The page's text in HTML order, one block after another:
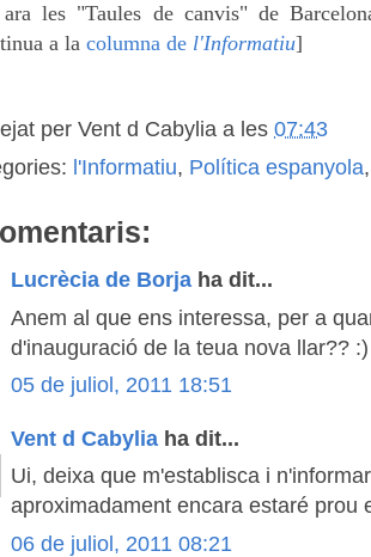
les "Taules de canvis" de
a la columna de l'Informatiu]
per Vent d Cabylia a les 07:43
l'Informatiu, Política espanyola
Lucrècia de Borja ha dit...
Anem al que ens interessa, per a
d'inauguració de la teua nova llar?? :)
05 de juliol, 2011 18:51
Vent d Cabylia ha dit...
Ui, deixa que m'establisca i
aproximadament encara estaré prou
06 de juliol, 2011 08:21